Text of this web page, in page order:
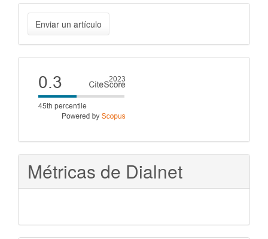
Enviar
un
artículo
Enviar un artículo
Cite
score
Métricas de Dialnet